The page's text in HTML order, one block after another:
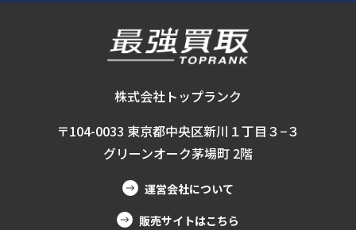
株式会社トップランク
〒104-0033 東京都中央区新川１丁目３−３
グリーンオーク茅場町 2階
運営会社について
販売サイトはこちら